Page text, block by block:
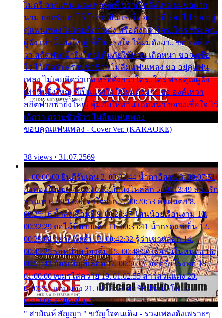
ไมตรี จากแฟนเพลง ทุกทุกที่ ปราณีหลั่งไหล ผมขอฝาก
นาม ยอดรักเอาไว้ โปรดเป็นแรงใจ อย่างนี้เรื่อยไป ขอ อยู่
คู่แฟนเพลง ไม่เคยคิดว่าเก่ง หรือดังกว่าใคร..ใคร พระคุณ
ผู้ฟัง เท่านั้นยิ่งใหญ่ ที่เป็นแรงใจ ให้ผมดังมา.. ขอ องค์เท
วา สถิตฟากฟ้ายิ่งใหญ่ คุ้มภัยให้ท่าน เถิดหนา ขอจงเชื่อ
ใจ ไว้เถิดว่า ตราบชั่วชีวา ไม่ลืมแฟนเพลง ขอ อยู่คู่แฟน
เพลง ไม่เคยคิดว่าเก่ง หรือดังกว่าใคร..ใคร พระคุณผู้ฟัง
เท่านั้นยิ่งใหญ่ ที่เป็นแรงใจ ให้ผมดังมา.. ขอ องค์เทวา
สถิตฟากฟ้ายิ่งใหญ่ คุ้มภัยให้ท่าน เถิดหนา ขอจงเชื่อใจ ไว้
เถิดว่า ตราบชั่วชีวา ไม่ลืมแฟนเพลง
ขอบคุณแฟนเพลง - Cover Ver. (KARAOKE)
38 views • 31.07.2569
1. 00:00:00 ยินดีรับเดน 2. 00:03:44 น้ำตาอีสาน 3. 00:07:51
กิ่งทองใบหยก 4. 00:10:35 น้ำนิ่งไหลลึก 5. 00:13:49 ลานรัก
ลานเท 6. 00:17:06 จำใจจาก 7. 00:20:53 คืนฝนตก 8.
00:25:16 น้ำลงเดือนยี่ 9. 00:28:47 โสนน้อยเรือนงาม 10.
00:32:29 ตอไม้ที่ตายแล้ว 11. 00:35:41 น้ำกรดแช่เย็น 12.
00:39:08 อยากฟังซ้ำ 13. 00:42:32 รู้ว่าเขาหลอก 14.
00:45:25 รอหน่อยน้องติ๋ม 15. 00:48:56 เรือล่มในหนอง 16.
00:51:43 บัตรเชิญสีเลือด 17. 00:56:07 อดีตรักโรงทอ 18.
01:00:00 เขมรไล่ควาย 19. 01:02:55 สาวสวนแตง 20.
01:05:51 แอบมอง 21. 01:09:27 พบรักปากน้ำโพ 22.
01:13:06 สายัณห์เมา
" สายัณห์ สัญญา " ขวัญใจคนเดิม - รวมเพลงดังเพราะๆ